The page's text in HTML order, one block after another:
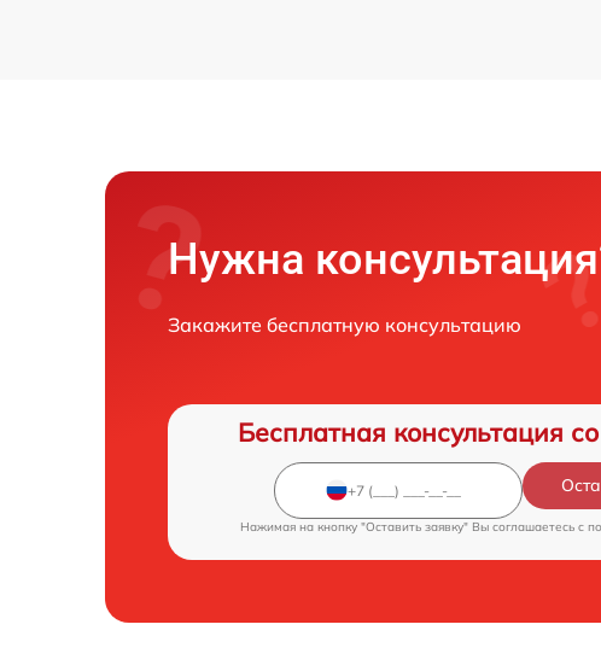
Нужна
Закажите бесплатную консультацию
Бесплатная консультация
Нажимая на кнопку "Оставить заявку" Вы соглашаетесь c